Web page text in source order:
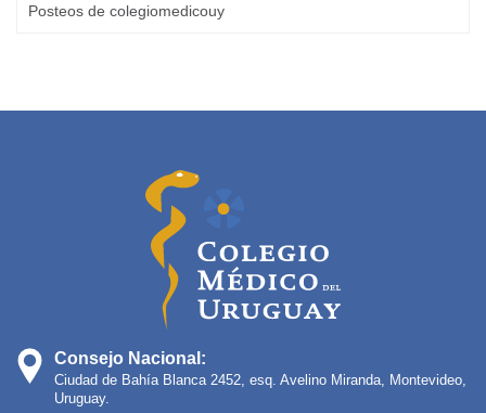
Posteos de colegiomedicouy
Consejo Nacional:
Ciudad de Bahía Blanca 2452, esq. Avelino Miranda, Montevideo,
Uruguay.